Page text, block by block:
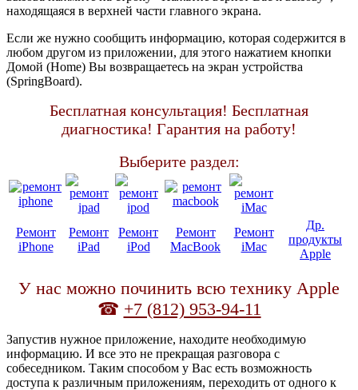
находящаяся в верхней части главного экрана.
Если же нужно сообщить информацию, которая содержится в
любом другом из приложении, для этого нажатием кнопки
Домой (Home) Вы возвращаетесь на экран устройства
(SpringBoard).
Бесплатная консультация! Бесплатная
диагностика! Гарантия на работу!
Выберите раздел:
Ремонт
iPhone
Ремонт
iPad
Ремонт
iPod
Ремонт
MacBook
Ремонт
iMac
Др.
продукты
Apple
У нас можно починить всю технику Apple
☎ +7 (812) 953-94-11
Запустив нужное приложение, находите необходимую
информацию. И все это не прекращая разговора с
собеседником. Таким способом у Вас есть возможность
доступа к различным приложениям, переходить от одного к